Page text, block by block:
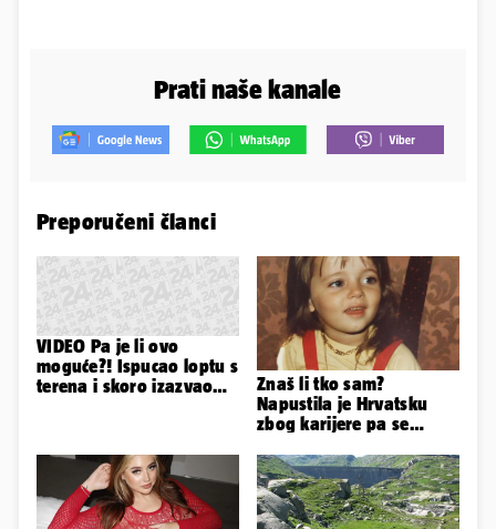
Prati naše kanale
Preporučeni članci
VIDEO Pa je li ovo
moguće?! Ispucao loptu s
terena i skoro izazvao
Znaš li tko sam?
Napustila je Hrvatsku
zbog karijere pa se
starijeg